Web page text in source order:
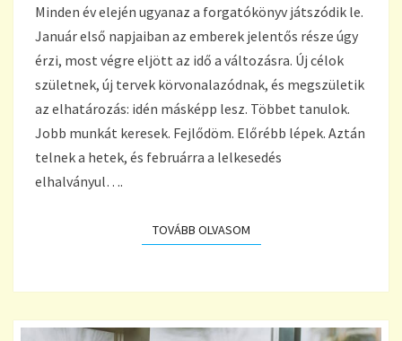
Minden év elején ugyanaz a forgatókönyv játszódik le.
Január első napjaiban az emberek jelentős része úgy
érzi, most végre eljött az idő a változásra. Új célok
születnek, új tervek körvonalazódnak, és megszületik
az elhatározás: idén másképp lesz. Többet tanulok.
Jobb munkát keresek. Fejlődöm. Előrébb lépek. Aztán
telnek a hetek, és februárra a lelkesedés
elhalványul….
TOVÁBB OLVASOMTOVÁBB OLVASOM